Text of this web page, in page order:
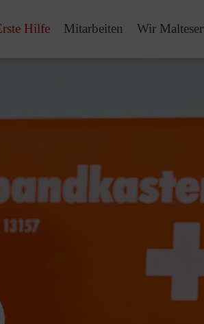
Hilfe Mitarbeiten Wir Malteser